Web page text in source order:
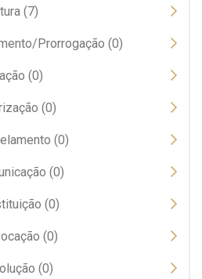
(7)
Prorrogação (0)
(0)
(0)
(0)
(0)
(0)
(0)
(0)